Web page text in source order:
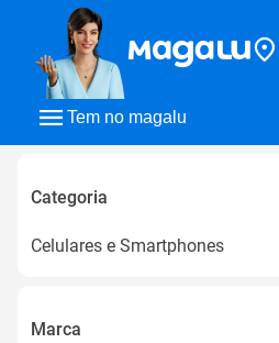
Tem no magalu
Categoria
Celulares e Smartphones
Marca